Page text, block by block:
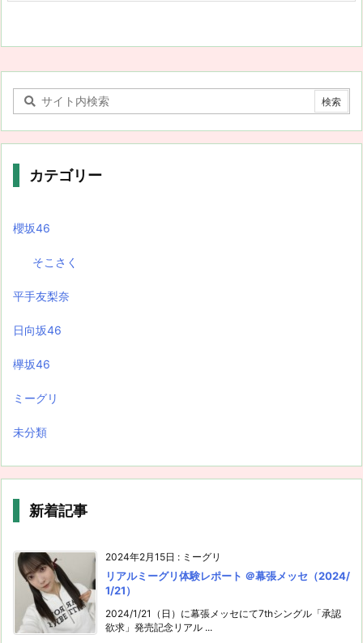
カテゴリー
櫻坂46
そこさく
平手友梨奈
日向坂46
欅坂46
ミーグリ
未分類
新着記事
2024年2月15日 : ミーグリ
リアルミーグリ体験レポート ＠幕張メッセ（2024/
1/21）
2024/1/21（日）に幕張メッセにて7thシングル「承認
欲求」発売記念リアル ...